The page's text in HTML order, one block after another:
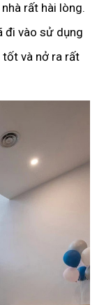
rất hài lòng.
đi vào sử dụng
tốt và nở ra rất